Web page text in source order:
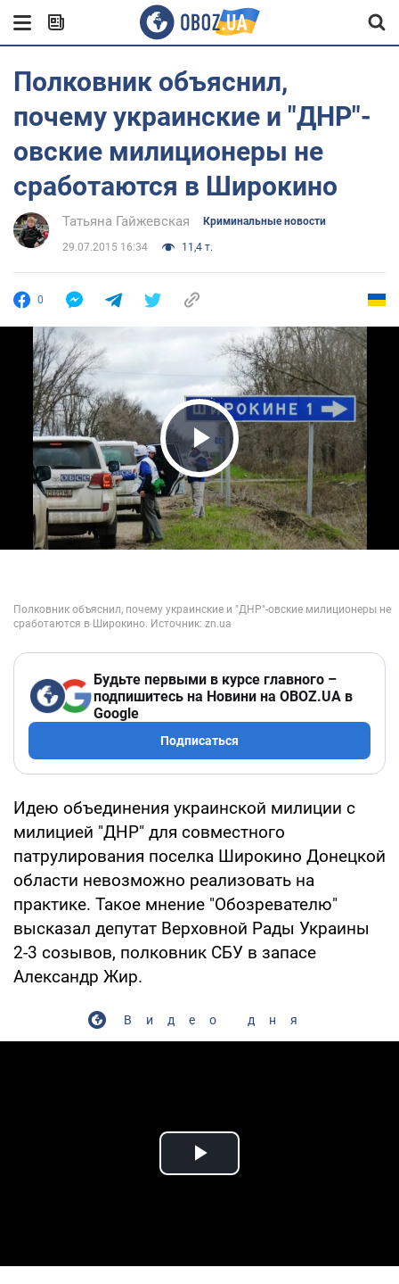
Полковник объяснил,
почему украинские и "ДНР"-
овские милиционеры не
сработаются в Широкино
Татьяна Гайжевская Криминальные новости
29.07.2015 16:34 11,4 т.
0
Play Video
Будьте первыми в курсе главного –
подпишитесь на Новини на OBOZ.UA в
Google
Подписаться
Идею объединения украинской милиции с
милицией "ДНР" для совместного
патрулирования поселка Широкино Донецкой
области невозможно реализовать на
практике. Такое мнение "Обозревателю"
высказал депутат Верховной Рады Украины
2-3 созывов, полковник СБУ в запасе
Александр Жир.
Видео дня
Play Video